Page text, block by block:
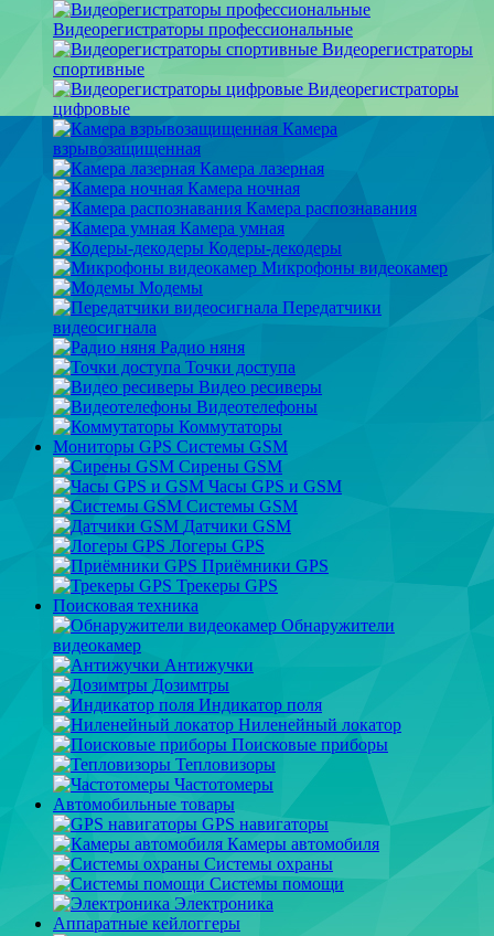
Видеорегистраторы профессиональные
Видеорегистраторы
спортивные
Видеорегистраторы
цифровые
Камера
взрывозащищенная
Камера лазерная
Камера ночная
Камера распознавания
Камера умная
Кодеры-декодеры
Микрофоны видеокамер
Модемы
Передатчики
видеосигнала
Радио няня
Точки доступа
Видео ресиверы
Видеотелефоны
Коммутаторы
Мониторы GPS Системы GSM
Сирены GSM
Часы GPS и GSM
Системы GSM
Датчики GSM
Логеры GPS
Приёмники GPS
Трекеры GPS
Поисковая техника
Обнаружители
видеокамер
Антижучки
Дозимтры
Индикатор поля
Ниленейный локатор
Поисковые приборы
Тепловизоры
Частотомеры
Автомобильные товары
GPS навигаторы
Камеры автомобиля
Системы охраны
Системы помощи
Электроника
Аппаратные кейлоггеры